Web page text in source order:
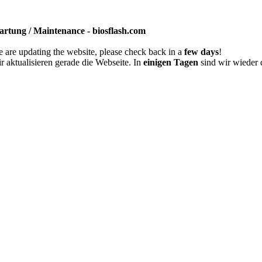
/ Maintenance - biosflash.com
are updating the website, please check back in a few days!
aktualisieren gerade die Webseite. In einigen Tagen sind wir wieder